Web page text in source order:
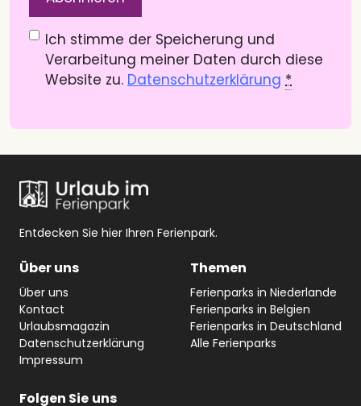
Datenschutzerklärung(Pflichtfeld)
Ich stimme der Speicherung und
Verarbeitung meiner Daten durch diese
Website zu. Datenschutzerklärung *
Entdecken Sie hier Ihren Ferienpark.
Über uns
Über uns
Kontact
Urlaubsmagazin
Datenschutzerklärung
Impressum
Themen
Ferienparks in Niederlande
Ferienparks in Belgien
Ferienparks in Deutschland
Alle Ferienparks
Folgen Sie uns